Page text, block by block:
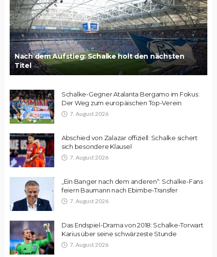
Nach dem Aufstieg: Schalke holt den nächsten
Titel
Schalke-Gegner Atalanta Bergamo im Fokus:
Der Weg zum europäischen Top-Verein
7. August 2026
Abschied von Zalazar offiziell: Schalke sichert
sich besondere Klausel
7. August 2026
„Ein Banger nach dem anderen“: Schalke-Fans
feiern Baumann nach Ebimbe-Transfer
7. August 2026
Das Endspiel-Drama von 2018: Schalke-Torwart
Karius über seine schwärzeste Stunde
7. August 2026